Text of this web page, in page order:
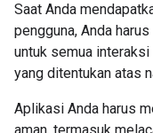
Saat Anda
pengguna, Anda
untuk semua interaksi
yang ditentukan atas
Aplikasi Anda harus